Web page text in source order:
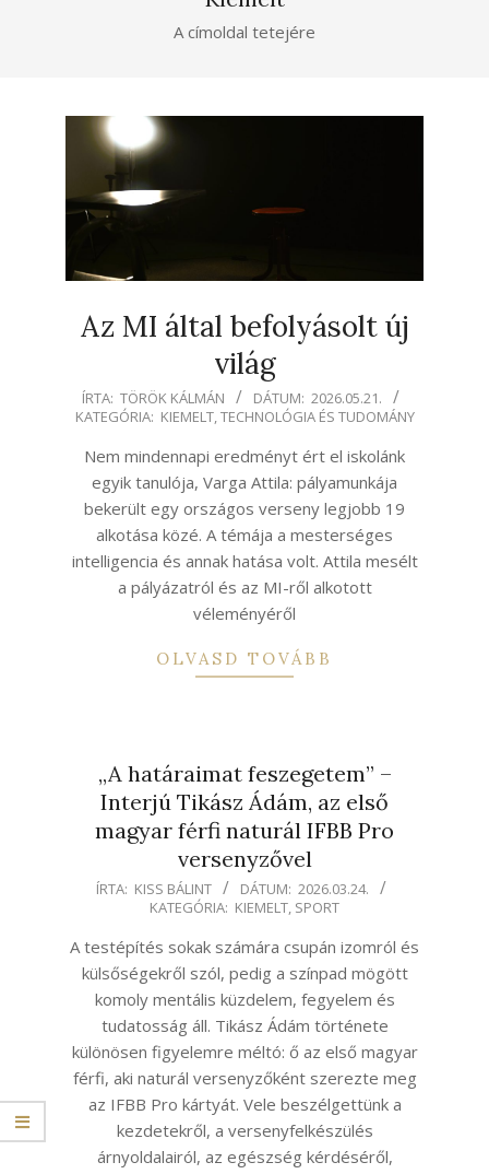
A címoldal tetejére
Az MI által befolyásolt új
világ
2026-
05-
ÍRTA: TÖRÖK KÁLMÁN DÁTUM: 2026.05.21.
KATEGÓRIA: KIEMELT,TECHNOLÓGIA ÉS TUDOMÁNY
Nem mindennapi eredményt ért el iskolánk
egyik tanulója, Varga Attila: pályamunkája
bekerült egy országos verseny legjobb 19
alkotása közé. A témája a mesterséges
intelligencia és annak hatása volt. Attila mesélt
a pályázatról és az MI-ről alkotott
véleményéről
OLVASD TOVÁBB
„A határaimat feszegetem” –
Interjú Tikász Ádám, az első
magyar férfi naturál IFBB Pro
versenyzővel
2026-
24
ÍRTA: KISS BÁLINT DÁTUM: 2026.03.24.
KATEGÓRIA: KIEMELT, SPORT
A testépítés sokak számára csupán izomról és
külsőségekről szól, pedig a színpad mögött
komoly mentális küzdelem, fegyelem és
tudatosság áll. Tikász Ádám története
különösen figyelemre méltó: ő az első magyar
férfi, aki naturál versenyzőként szerezte meg
az IFBB Pro kártyát. Vele beszélgettünk a
kezdetekről, a versenyfelkészülés
árnyoldalairól, az egészség kérdéséről,